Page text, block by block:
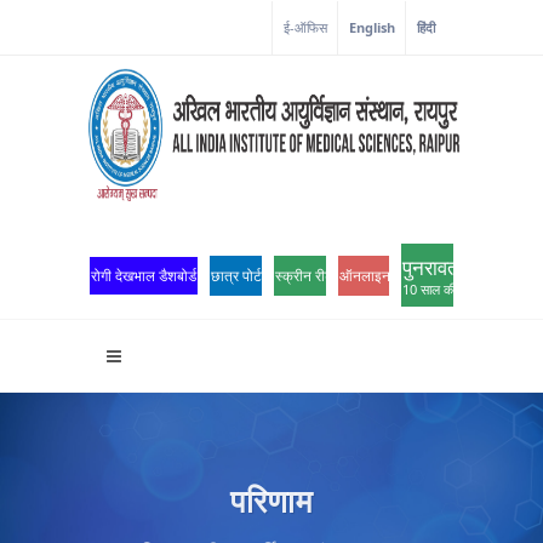
ई-ऑफिस English हिंदी
रोगी देखभाल डैशबोर्ड छात्र पोर्टल स्क्रीन रीडर एक्सेसऑनलाइन ओपीडी पंजीकरण
पुनरावर्तन
10 साल की उत्कृष्टता
परिणाम